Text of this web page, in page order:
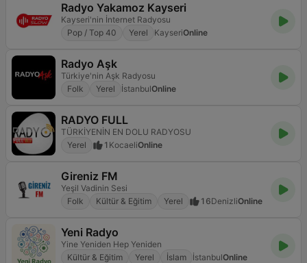
Radyo Yakamoz Kayseri
Kayseri'nin İnternet Radyosu
Pop / Top 40
Yerel KayseriOnline
Radyo Aşk
Türkiye'nin Aşk Radyosu
Folk
Yerel İstanbulOnline
RADYO FULL
TÜRKİYENİN EN DOLU RADYOSU
Yerel
1 KocaeliOnline
Gireniz FM
Yeşil Vadinin Sesi
Folk
Kültür & Eğitim Yerel 16DenizliOnline
Yeni Radyo
Yine Yeniden Hep Yeniden
Kültür & Eğitim
Yerel İslam İstanbulOnline